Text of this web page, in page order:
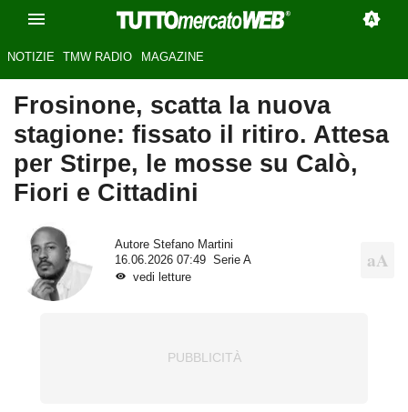
NOTIZIE TMW RADIO MAGAZINE
Frosinone, scatta la nuova
stagione: fissato il ritiro. Attesa
per Stirpe, le mosse su Calò,
Fiori e Cittadini
Autore Stefano Martini
16.06.2026 07:49
Serie A
vedi letture